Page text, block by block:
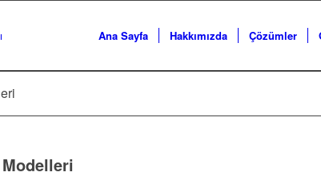
Ana Sayfa Hakkımızda Çözümler